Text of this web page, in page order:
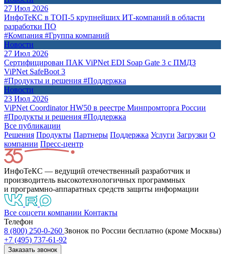
27 Июл 2026
ИнфоТеКС в ТОП-5 крупнейших ИТ-компаний в области
разработки ПО
#Компания #Группа компаний
Новости
27 Июл 2026
Сертифицирован ПАК ViPNet EDI Soap Gate 3 с ПМДЗ
ViPNet SafeBoot 3
#Продукты и решения #Поддержка
Новости
23 Июл 2026
ViPNet Coordinator HW50 в реестре Минпромторга России
#Продукты и решения #Поддержка
Все публикации
Решения Продукты Партнeры Поддержка Услуги Загрузки О
компании Пресс-центр
ИнфоТеКС — ведущий отечественный разработчик и
производитель высокотехнологичных программных
и программно-аппаратных средств защиты информации
Все соцсети компании Контакты
Телефон
8 (800) 250-0-260 Звонок по России бесплатно (кроме Москвы)
+7 (495) 737-61-92
Заказать звонок